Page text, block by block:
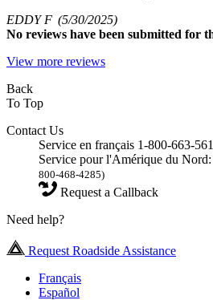
EDDY F (5/30/2025)
No reviews have been submitted for
View more reviews
Back
To Top
Contact Us
Service en français 1-800-663-
Service pour l'Amérique du
800-468-4285)
Request a Callback
Need help?
Request Roadside Assistance
Français
Español